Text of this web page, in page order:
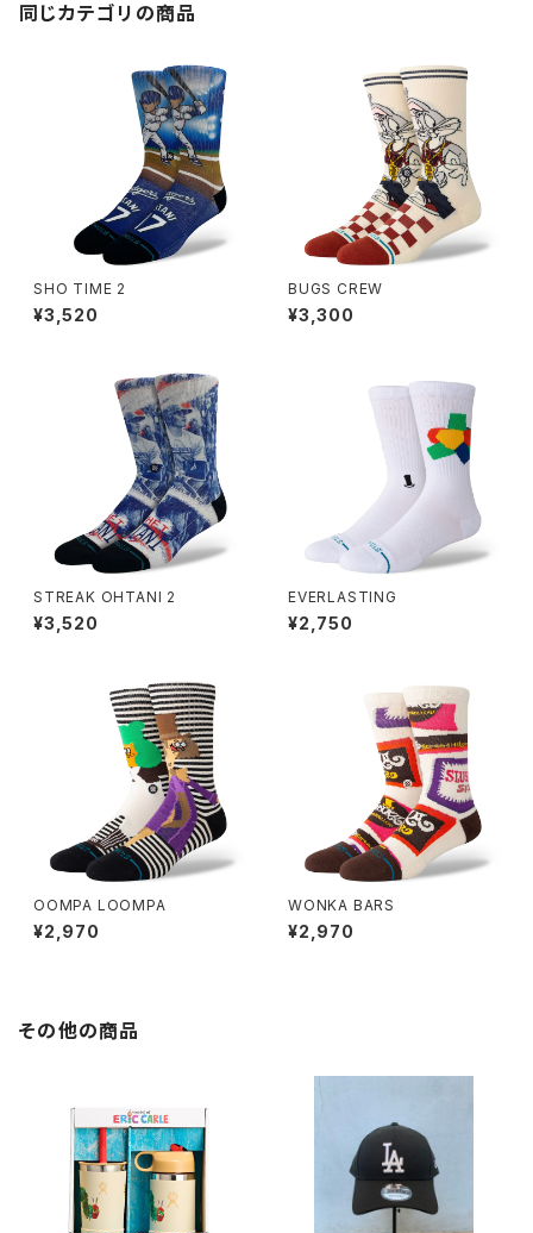
同じカテゴリの商品
SHO TIME 2
¥3,520
BUGS CREW
¥3,300
STREAK OHTANI 2
¥3,520
EVERLASTING
¥2,750
OOMPA LOOMPA
¥2,970
WONKA BARS
¥2,970
その他の商品